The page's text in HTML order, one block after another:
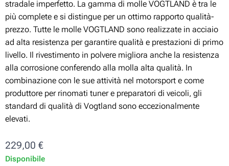
stradale imperfetto. La gamma di molle VOGTLAND è tra le
più complete e si distingue per un ottimo rapporto qualità-
prezzo. Tutte le molle VOGTLAND sono realizzate in acciaio
ad alta resistenza per garantire qualità e prestazioni di primo
livello. Il rivestimento in polvere migliora anche la resistenza
alla corrosione conferendo alla molla alta qualità. In
combinazione con le sue attività nel motorsport e come
produttore per rinomati tuner e preparatori di veicoli, gli
standard di qualità di Vogtland sono eccezionalmente
elevati.
229,00 €
Disponibile